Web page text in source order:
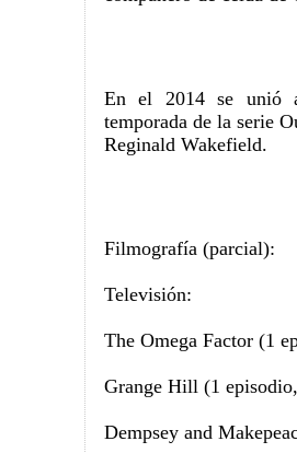
En el 2014 se unió
temporada de la serie
Reginald Wakefield.
Filmografía (parcial):
Televisión:
The Omega Factor (1
Grange Hill (1
Dempsey and